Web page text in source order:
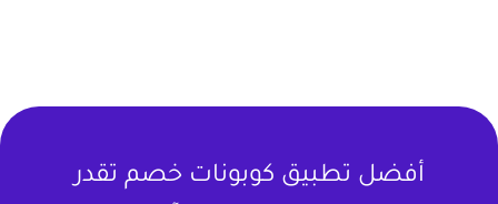
أفضل تطبيق كوبونات خصم تقدر